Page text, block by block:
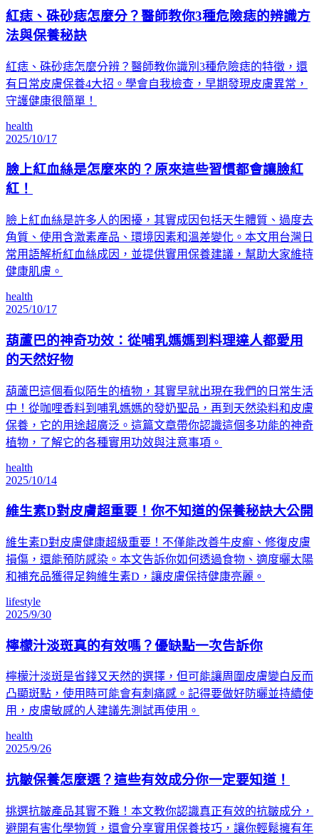
紅痣、硃砂痣怎麼分？醫師教你3種危險痣的辨識方
法與保養秘訣
紅痣、硃砂痣怎麼分辨？醫師教你識別3種危險痣的特徵，還
有日常皮膚保養4大招。學會自我檢查，早期發現皮膚異常，
守護健康很簡單！
health
2025/10/17
臉上紅血絲是怎麼來的？原來這些習慣都會讓臉紅
紅！
臉上紅血絲是許多人的困擾，其實成因包括天生體質、過度去
角質、使用含激素產品、環境因素和溫差變化。本文用台灣日
常用語解析紅血絲成因，並提供實用保養建議，幫助大家維持
健康肌膚。
health
2025/10/17
葫蘆巴的神奇功效：從哺乳媽媽到料理達人都愛用
的天然好物
葫蘆巴這個看似陌生的植物，其實早就出現在我們的日常生活
中！從咖哩香料到哺乳媽媽的發奶聖品，再到天然染料和皮膚
保養，它的用途超廣泛。這篇文章帶你認識這個多功能的神奇
植物，了解它的各種實用功效與注意事項。
health
2025/10/14
維生素D對皮膚超重要！你不知道的保養秘訣大公開
維生素D對皮膚健康超級重要！不僅能改善牛皮癬、修復皮膚
損傷，還能預防感染。本文告訴你如何透過食物、適度曬太陽
和補充品獲得足夠維生素D，讓皮膚保持健康亮麗。
lifestyle
2025/9/30
檸檬汁淡斑真的有效嗎？優缺點一次告訴你
檸檬汁淡斑是省錢又天然的選擇，但可能讓周圍皮膚變白反而
凸顯斑點，使用時可能會有刺痛感。記得要做好防曬並持續使
用，皮膚敏感的人建議先測試再使用。
health
2025/9/26
抗皺保養怎麼選？這些有效成分你一定要知道！
挑選抗皺產品其實不難！本文教你認識真正有效的抗皺成分，
避開有害化學物質，還會分享實用保養技巧，讓你輕鬆擁有年